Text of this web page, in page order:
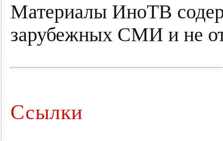
Материалы ИноТВ
зарубежных СМИ и не
Ссылки